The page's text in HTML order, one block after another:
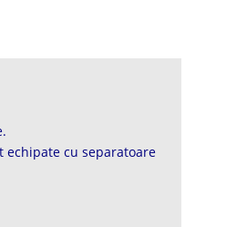
echipate cu separatoare